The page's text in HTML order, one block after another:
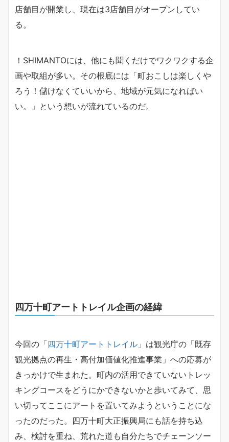
店舗目が開業し、現在は3店舗目がオープンしてい
る。
！SHIMANTOには、他にも聞くだけでワクワクする企
画や取組が多い。その根底には「町おこしは楽しくや
ろう！儲けなくていいから、地域が元気になればい
い。」という想いが流れているのだ。
四万十町アートトレイル企画の経緯
今回の「四万十町アートトレイル 」は観光庁の「既存
観光拠点の再生・高付加価値化推進事業」への応募が
きっかけで生まれた。町内の活用できていないトレッ
キングコースをどうにかできないかと歩いてみて、思
い切ってここにアートを置いてみようということにな
ったのだった。四万十町大正振興局にも話を持ち込
み、検討を重ね、荒れた道も自分たちでチェーンソー